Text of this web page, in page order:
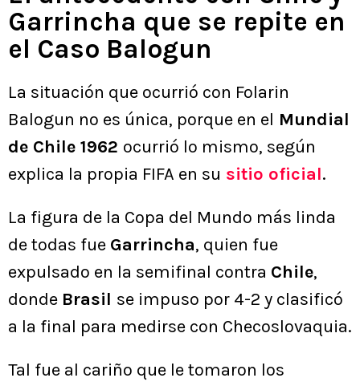
Garrincha que se repite en
el Caso Balogun
La situación que ocurrió con Folarin
Balogun no es única, porque en el Mundial
de Chile 1962 ocurrió lo mismo, según
explica la propia FIFA en su sitio oficial.
La figura de la Copa del Mundo más linda
de todas fue Garrincha, quien fue
expulsado en la semifinal contra Chile,
donde Brasil se impuso por 4-2 y clasificó
a la final para medirse con Checoslovaquia.
Tal fue al cariño que le tomaron los